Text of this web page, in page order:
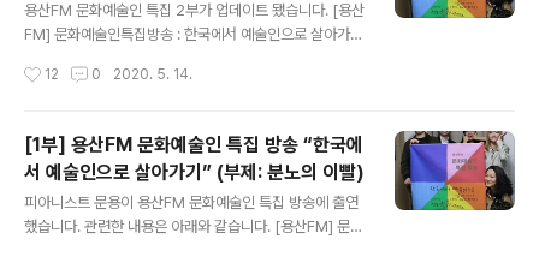
◈영화 : 카모메 식당 (Kamome Dinner , 2006) - ◇
한줄거리 : 일본인이 핀란드에서 www.podty.me www.
7-28 피아니스트 ..
용산FM 문화예술인 특집 2부가 업데이트 됐습니다. [용산
FM] 문화예술인특집방송 : 한국에서 예술인으로 살아가기
용, 윤지, 언희, 오성 / 기술 : 혜원 / 편집 : 윤지 2020 문화
자들과 함께, 한국에서 예술인으로 살아가는 이야기 들어
봅니다. 방송듣기 : http://www.podbbang.com/ch/7
604?e=23529074
12 0 2020. 5. 14.
[1부] 용산FM 문화예술인 특집 방송 “한국에
서 예술인으로 살아가기” (부제: 분노의 이빨)
피아니스트 문용이 용산FM 문화예술인 특집 방송에 출연
했습니다. 관련한 내용은 아래와 같습니다. [용산FM] 문화